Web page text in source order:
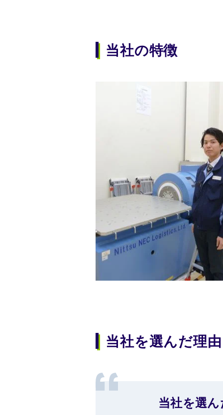
当社の特徴
当社を選んだ理
当社を選